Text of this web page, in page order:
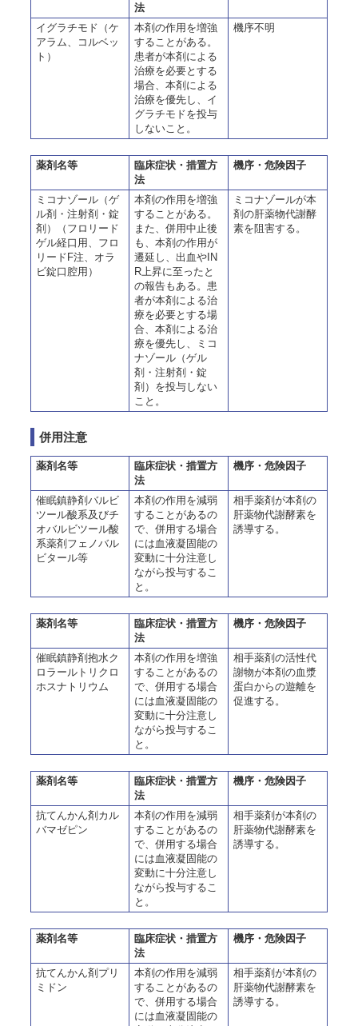
法
イグラチモド（ケ
アラム、コルベッ
ト）
本剤の作用を増強
することがある。
患者が本剤による
治療を必要とする
場合、本剤による
治療を優先し、イ
グラチモドを投与
しないこと。
機序不明
薬剤名等
臨床症状・措置方
法
機序・危険因子
ミコナゾール（ゲ
ル剤・注射剤・錠
剤）（フロリード
ゲル経口用、フロ
リードF注、オラ
ビ錠口腔用）
本剤の作用を増強
することがある。
また、併用中止後
も、本剤の作用が
遷延し、出血やIN
R上昇に至ったと
の報告もある。患
者が本剤による治
療を必要とする場
合、本剤による治
療を優先し、ミコ
ナゾール（ゲル
剤・注射剤・錠
剤）を投与しない
こと。
ミコナゾールが本
剤の肝薬物代謝酵
素を阻害する。
併用注意
薬剤名等
臨床症状・措置方
法
機序・危険因子
催眠鎮静剤バルビ
ツール酸系及びチ
オバルビツール酸
系薬剤フェノバル
ビタール等
本剤の作用を減弱
することがあるの
で、併用する場合
には血液凝固能の
変動に十分注意し
ながら投与するこ
と。
相手薬剤が本剤の
肝薬物代謝酵素を
誘導する。
薬剤名等
臨床症状・措置方
法
機序・危険因子
催眠鎮静剤抱水ク
ロラールトリクロ
ホスナトリウム
本剤の作用を増強
することがあるの
で、併用する場合
には血液凝固能の
変動に十分注意し
ながら投与するこ
と。
相手薬剤の活性代
謝物が本剤の血漿
蛋白からの遊離を
促進する。
薬剤名等
臨床症状・措置方
法
機序・危険因子
抗てんかん剤カル
バマゼピン
本剤の作用を減弱
することがあるの
で、併用する場合
には血液凝固能の
変動に十分注意し
ながら投与するこ
と。
相手薬剤が本剤の
肝薬物代謝酵素を
誘導する。
薬剤名等
臨床症状・措置方
法
機序・危険因子
抗てんかん剤プリ
ミドン
本剤の作用を減弱
することがあるの
で、併用する場合
には血液凝固能の
相手薬剤が本剤の
肝薬物代謝酵素を
誘導する。